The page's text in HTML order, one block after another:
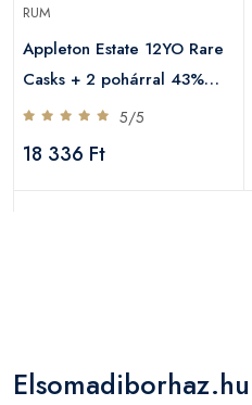
RUM
Appleton Estate 12YO Rare
Casks + 2 pohárral 43%
0,7L
5/5
18 336 Ft
Elsomadiborhaz.hu